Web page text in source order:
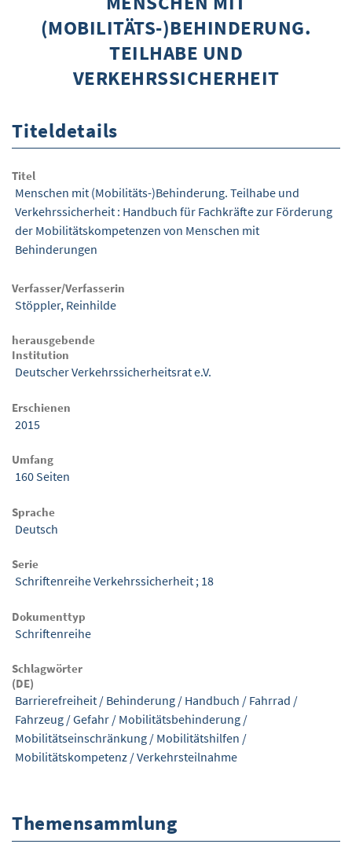
ÜBER WISOM
GUROM - MOBILITÄT SICHER GESTALTEN
NUTZUNGSBEDINGUNGEN
(MOBILITÄTS-)BEHINDERUNG.
TEILHABE UND
VERKEHRSSICHERHEIT
Titeldetails
Titel
Menschen mit (Mobilitäts-)Behinderung. Teilhabe und
Verkehrssicherheit : Handbuch für Fachkräfte zur Förderung
der Mobilitätskompetenzen von Menschen mit
Behinderungen
Verfasser/Verfasserin
Stöppler, Reinhilde
herausgebende
Institution
Deutscher Verkehrssicherheitsrat e.V.
Erschienen
2015
Umfang
160 Seiten
Sprache
Deutsch
Serie
Schriftenreihe Verkehrssicherheit ; 18
Dokumenttyp
Schriftenreihe
Schlagwörter
(DE)
Barrierefreiheit / Behinderung / Handbuch / Fahrrad /
Fahrzeug /Gefahr / Mobilitätsbehinderung /
Mobilitätseinschränkung / Mobilitätshilfen /
Mobilitätskompetenz /Verkehrsteilnahme
Themensammlung